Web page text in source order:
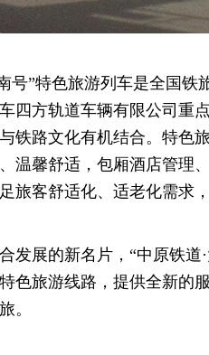
号”特色旅游列车是全国铁
四方轨道车辆有限公司重
铁路文化有机结合。特色
温馨舒适，包厢酒店管理
旅客舒适化、适老化需求
发展的新名片，“中原铁道
色旅游线路，提供全新的
。